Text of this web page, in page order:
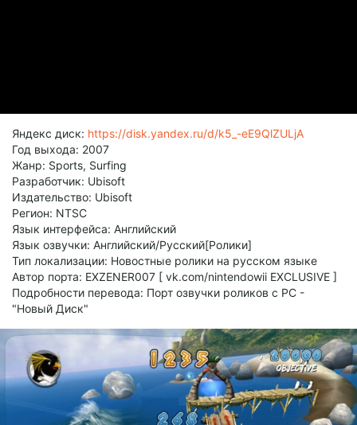
Яндекс диск: https://disk.yandex.ru/d/k5_-eE9QlZULjA
Год выхода: 2007
Жанр: Sports, Surfing
Разработчик: Ubisoft
Издательство: Ubisoft
Регион: NTSC
Язык интерфейса: Английский
Язык озвучки: Английский/Русский[Ролики]
Тип локализации: Новостные ролики на русском языке
Автор порта: EXZENER007 [ vk.com/nintendowii EXCLUSIVE ]
Подробности перевода: Порт озвучки роликов с PС -
"Новый Диск"